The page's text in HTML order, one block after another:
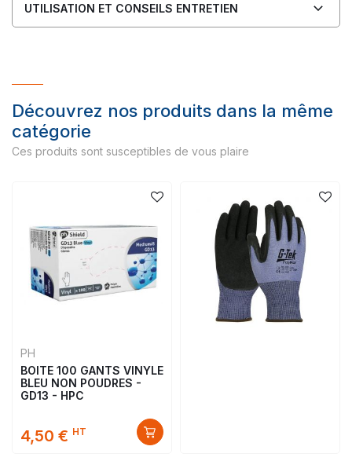
UTILISATION ET CONSEILS ENTRETIEN
Découvrez nos produits dans la même
catégorie
Ces produits sont susceptibles de vous plaire
PH
BOITE 100 GANTS VINYLE
BLEU NON POUDRES -
GD13 - HPC
4,50 € HT